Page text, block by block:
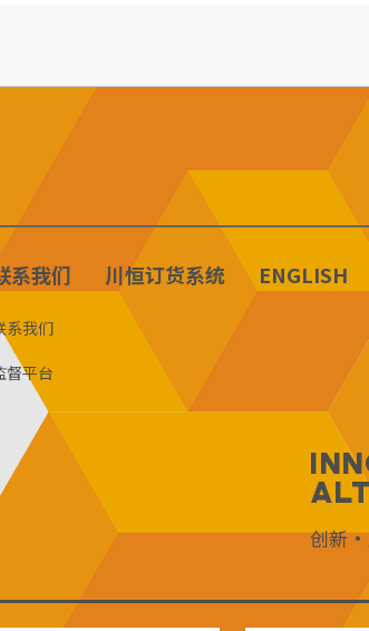
系我们
系我们
督平台
川恒订货系统 ENGLISH
创新